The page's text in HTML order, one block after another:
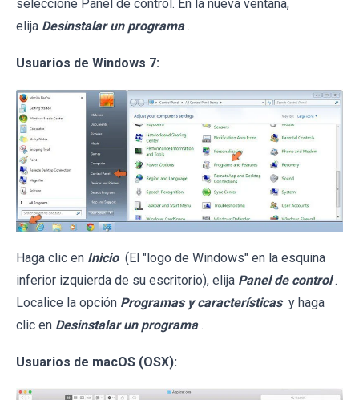
seleccione Panel de control. En la nueva ventana,
elija Desinstalar un programa .
Usuarios de Windows 7:
Haga clic en Inicio (El "logo de Windows" en la esquina
inferior izquierda de su escritorio), elija Panel de control .
Localice la opción Programas y características y haga
clic en Desinstalar un programa .
Usuarios de macOS (OSX):